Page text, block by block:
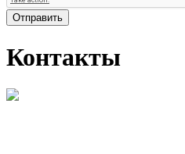
Отправить
Контакты